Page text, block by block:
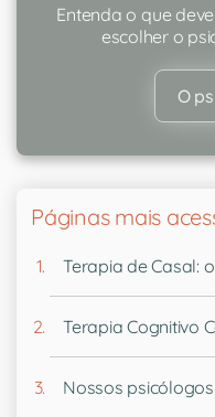
Entenda o que
escolher o
O
Páginas mais
Terapia de Casal:
Terapia Cognitivo
Nossos psicólogos